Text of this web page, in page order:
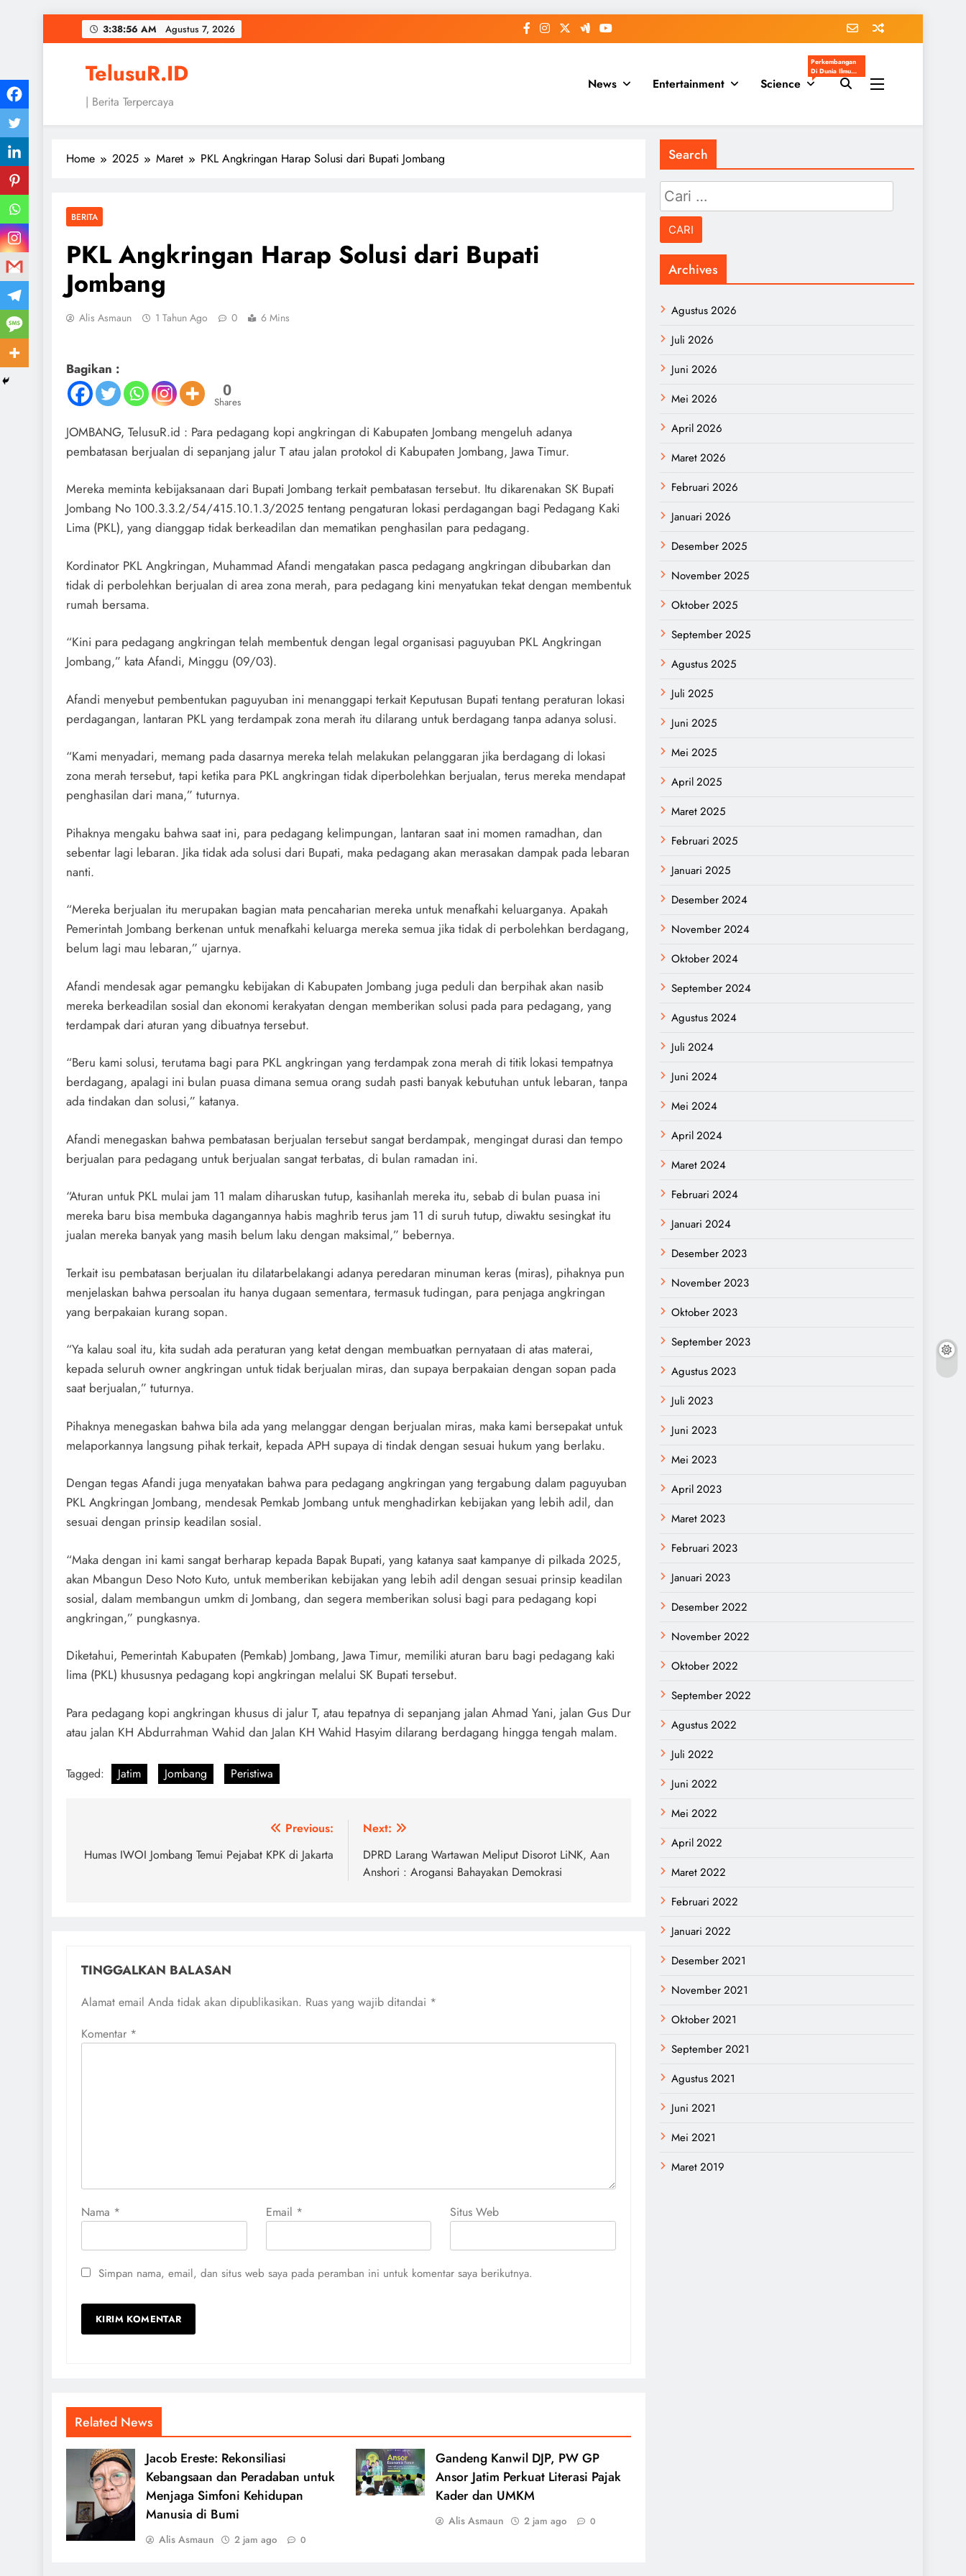
to
3:38:57 AM Agustus 7, 2026
TelusuR.ID
| Berita Terpercaya
News Entertainment Science
Perkembangan
Di Dunia Ilmu
Pengetahuan
Populer
Home 2025 Maret PKL Angkringan Harap Solusi dari Bupati Jombang
BERITA
PKL Angkringan Harap Solusi dari Bupati
Jombang
Alis Asmaun 1 Tahun Ago 0 6 Mins
Bagikan :
0
Shares
JOMBANG, TelusuR.id : Para pedagang kopi angkringan di Kabupaten Jombang mengeluh adanya
pembatasan berjualan di sepanjang jalur T atau jalan protokol di Kabupaten Jombang, Jawa Timur.
Mereka meminta kebijaksanaan dari Bupati Jombang terkait pembatasan tersebut. Itu dikarenakan SK Bupati
Jombang No 100.3.3.2/54/415.10.1.3/2025 tentang pengaturan lokasi perdagangan bagi Pedagang Kaki
Lima (PKL), yang dianggap tidak berkeadilan dan mematikan penghasilan para pedagang.
Kordinator PKL Angkringan, Muhammad Afandi mengatakan pasca pedagang angkringan dibubarkan dan
tidak di perbolehkan berjualan di area zona merah, para pedagang kini menyatukan tekat dengan membentuk
rumah bersama.
“Kini para pedagang angkringan telah membentuk dengan legal organisasi paguyuban PKL Angkringan
Jombang,” kata Afandi, Minggu (09/03).
Afandi menyebut pembentukan paguyuban ini menanggapi terkait Keputusan Bupati tentang peraturan lokasi
perdagangan, lantaran PKL yang terdampak zona merah itu dilarang untuk berdagang tanpa adanya solusi.
“Kami menyadari, memang pada dasarnya mereka telah melakukan pelanggaran jika berdagang di lokasi
zona merah tersebut, tapi ketika para PKL angkringan tidak diperbolehkan berjualan, terus mereka mendapat
penghasilan dari mana,” tuturnya.
Pihaknya mengaku bahwa saat ini, para pedagang kelimpungan, lantaran saat ini momen ramadhan, dan
sebentar lagi lebaran. Jika tidak ada solusi dari Bupati, maka pedagang akan merasakan dampak pada lebaran
nanti.
“Mereka berjualan itu merupakan bagian mata pencaharian mereka untuk menafkahi keluarganya. Apakah
Pemerintah Jombang berkenan untuk menafkahi keluarga mereka semua jika tidak di perbolehkan berdagang,
belum lagi mau lebaran,” ujarnya.
Afandi mendesak agar pemangku kebijakan di Kabupaten Jombang juga peduli dan berpihak akan nasib
mereka berkeadilan sosial dan ekonomi kerakyatan dengan memberikan solusi pada para pedagang, yang
terdampak dari aturan yang dibuatnya tersebut.
“Beru kami solusi, terutama bagi para PKL angkringan yang terdampak zona merah di titik lokasi tempatnya
berdagang, apalagi ini bulan puasa dimana semua orang sudah pasti banyak kebutuhan untuk lebaran, tanpa
ada tindakan dan solusi,” katanya.
Afandi menegaskan bahwa pembatasan berjualan tersebut sangat berdampak, mengingat durasi dan tempo
berjualan para pedagang untuk berjualan sangat terbatas, di bulan ramadan ini.
“Aturan untuk PKL mulai jam 11 malam diharuskan tutup, kasihanlah mereka itu, sebab di bulan puasa ini
mereka baru bisa membuka dagangannya habis maghrib terus jam 11 di suruh tutup, diwaktu sesingkat itu
jualan mereka banyak yang masih belum laku dengan maksimal,” bebernya.
Terkait isu pembatasan berjualan itu dilatarbelakangi adanya peredaran minuman keras (miras), pihaknya pun
menjelaskan bahwa persoalan itu hanya dugaan sementara, termasuk tudingan, para penjaga angkringan
yang berpakaian kurang sopan.
“Ya kalau soal itu, kita sudah ada peraturan yang ketat dengan membuatkan pernyataan di atas materai,
kepada seluruh owner angkringan untuk tidak berjualan miras, dan supaya berpakaian dengan sopan pada
saat berjualan,” tuturnya.
Pihaknya menegaskan bahwa bila ada yang melanggar dengan berjualan miras, maka kami bersepakat untuk
melaporkannya langsung pihak terkait, kepada APH supaya di tindak dengan sesuai hukum yang berlaku.
Dengan tegas Afandi juga menyatakan bahwa para pedagang angkringan yang tergabung dalam paguyuban
PKL Angkringan Jombang, mendesak Pemkab Jombang untuk menghadirkan kebijakan yang lebih adil, dan
sesuai dengan prinsip keadilan sosial.
“Maka dengan ini kami sangat berharap kepada Bapak Bupati, yang katanya saat kampanye di pilkada 2025,
akan Mbangun Deso Noto Kuto, untuk memberikan kebijakan yang lebih adil dengan sesuai prinsip keadilan
sosial, dalam membangun umkm di Jombang, dan segera memberikan solusi bagi para pedagang kopi
angkringan,” pungkasnya.
Diketahui, Pemerintah Kabupaten (Pemkab) Jombang, Jawa Timur, memiliki aturan baru bagi pedagang kaki
lima (PKL) khususnya pedagang kopi angkringan melalui SK Bupati tersebut.
Para pedagang kopi angkringan khusus di jalur T, atau tepatnya di sepanjang jalan Ahmad Yani, jalan Gus Dur
atau jalan KH Abdurrahman Wahid dan Jalan KH Wahid Hasyim dilarang berdagang hingga tengah malam.
Tagged: Jatim Jombang Peristiwa
pos
Previous:
Humas IWOI Jombang Temui Pejabat KPK di Jakarta
Next:
DPRD Larang Wartawan Meliput Disorot LiNK, Aan
Anshori : Arogansi Bahayakan Demokrasi
TINGGALKAN BALASAN
Alamat email Anda tidak akan dipublikasikan. Ruas yang wajib ditandai *
Komentar *
Nama * Email * Situs Web
Simpan nama, email, dan situs web saya pada peramban ini untuk komentar saya berikutnya.
Related News
Jacob Ereste: Rekonsiliasi
Kebangsaan dan Peradaban untuk
Menjaga Simfoni Kehidupan
Manusia di Bumi
Alis Asmaun 2 jam ago 0
Gandeng Kanwil DJP, PW GP
Ansor Jatim Perkuat Literasi Pajak
Kader dan UMKM
Alis Asmaun 2 jam ago 0
Search
Cari
untuk:
Archives
Agustus 2026
Juli 2026
Juni 2026
Mei 2026
April 2026
Maret 2026
Februari 2026
Januari 2026
Desember 2025
November 2025
Oktober 2025
September 2025
Agustus 2025
Juli 2025
Juni 2025
Mei 2025
April 2025
Maret 2025
Februari 2025
Januari 2025
Desember 2024
November 2024
Oktober 2024
September 2024
Agustus 2024
Juli 2024
Juni 2024
Mei 2024
April 2024
Maret 2024
Februari 2024
Januari 2024
Desember 2023
November 2023
Oktober 2023
September 2023
Agustus 2023
Juli 2023
Juni 2023
Mei 2023
April 2023
Maret 2023
Februari 2023
Januari 2023
Desember 2022
November 2022
Oktober 2022
September 2022
Agustus 2022
Juli 2022
Juni 2022
Mei 2022
April 2022
Maret 2022
Februari 2022
Januari 2022
Desember 2021
November 2021
Oktober 2021
September 2021
Agustus 2021
Juni 2021
Mei 2021
Maret 2019